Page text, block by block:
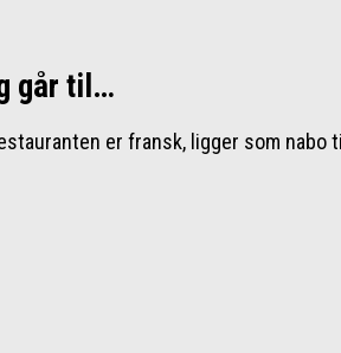
går til…
er fransk, ligger som